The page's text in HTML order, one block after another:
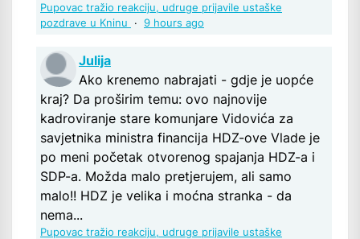
Pupovac tražio reakciju, udruge prijavile ustaške
pozdrave u Kninu
· 9 hours ago
Julija
Ako krenemo nabrajati - gdje je uopće
kraj? Da proširim temu: ovo najnovije
kadroviranje stare komunjare Vidovića za
savjetnika ministra financija HDZ-ove Vlade je
po meni početak otvorenog spajanja HDZ-a i
SDP-a. Možda malo pretjerujem, ali samo
malo!! HDZ je velika i moćna stranka - da
nema...
Pupovac tražio reakciju, udruge prijavile ustaške